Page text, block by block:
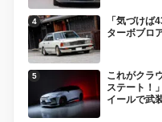
「気づけば
ターボブロ
これがクラ
ステート！
イールで武